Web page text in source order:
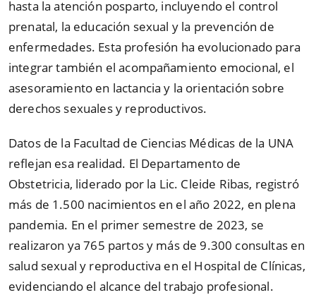
hasta la atención posparto, incluyendo el control
prenatal, la educación sexual y la prevención de
enfermedades. Esta profesión ha evolucionado para
integrar también el acompañamiento emocional, el
asesoramiento en lactancia y la orientación sobre
derechos sexuales y reproductivos.
Datos de la Facultad de Ciencias Médicas de la UNA
reflejan esa realidad. El Departamento de
Obstetricia, liderado por la Lic. Cleide Ribas, registró
más de 1.500 nacimientos en el año 2022, en plena
pandemia. En el primer semestre de 2023, se
realizaron ya 765 partos y más de 9.300 consultas en
salud sexual y reproductiva en el Hospital de Clínicas,
evidenciando el alcance del trabajo profesional.